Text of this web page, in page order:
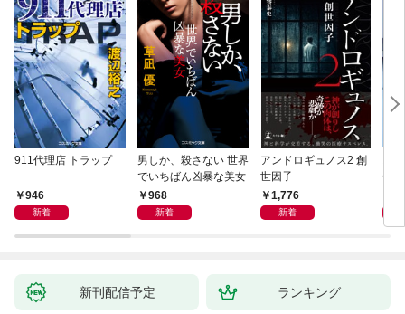
911代理店 トラップ
946
新着
男しか、殺さない 世界
でいちばん凶暴な美女
968
新着
アンドロギュノス2 創
世因子
1,776
新着
件
新刊配信予定 ランキング